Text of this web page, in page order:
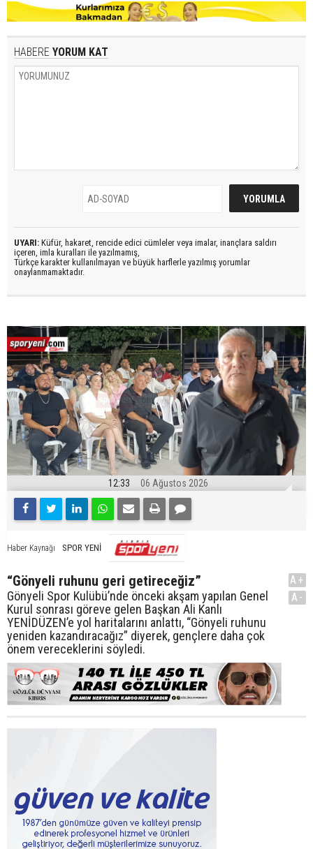
HABERE YORUM KAT
UYARI: Küfür, hakaret, rencide edici cümleler veya imalar, inançlara saldırı
içeren, imla kuralları ile yazılmamış,
Türkçe karakter kullanılmayan ve büyük harflerle yazılmış yorumlar
onaylanmamaktadır.
12:33 06 Ağustos 2026
Haber Kaynağı SPOR YENİ
“Gönyeli ruhunu geri getireceğiz”
Gönyeli Spor Kulübü’nde önceki akşam yapılan Genel
Kurul sonrası göreve gelen Başkan Ali Kanlı
YENİDÜZEN’e yol haritalarını anlattı, “Gönyeli ruhunu
yeniden kazandıracağız” diyerek, gençlere daha çok
önem vereceklerini söyledi.
A+
A-